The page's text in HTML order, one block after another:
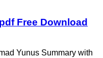
Free Download
Yunus Summary with